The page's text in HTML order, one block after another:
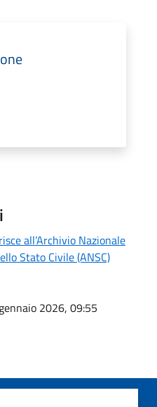
all’Archivio Nazionale
Stato Civile (ANSC)
2026, 09:55